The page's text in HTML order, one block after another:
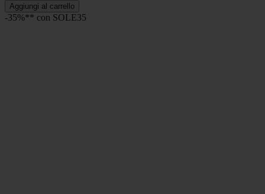
Aggiungi al carrello
-35%** con SOLE35